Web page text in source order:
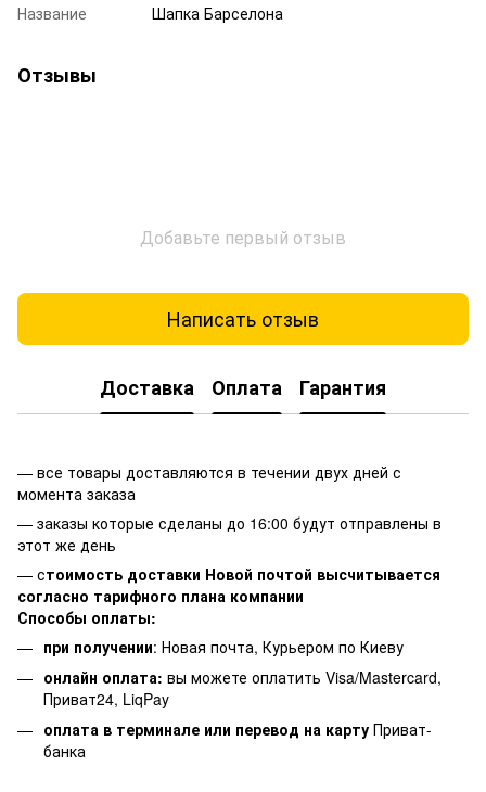
Название Шапка Барселона
Отзывы
Добавьте первый отзыв
Написать отзыв
Доставка Оплата Гарантия
— все товары доставляются в течении двух дней с
момента заказа
— заказы которые сделаны до 16:00 будут отправлены в
этот же день
— стоимость доставки Новой почтой высчитывается
согласно тарифного плана компании
Способы оплаты:
при получении: Новая почта, Курьером по Киеву
онлайн оплата: вы можете оплатить Visa/Mastercard,
Приват24, LiqPay
оплата в терминале или перевод на карту Приват-
банка